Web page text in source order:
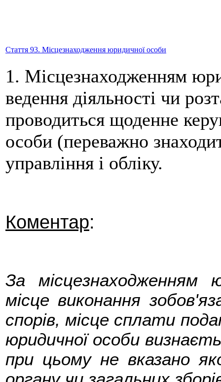
Стаття 93. Місцезнаходження юридичної особи
1. Місцезнаходженням
ведення діяльності чи
проводиться щоденне
особи (переважно
управління і обліку.
Коментар:
За місцезнаходженням
місце виконання
спорів, місце сплати
юридичної особи
при цьому не вказано